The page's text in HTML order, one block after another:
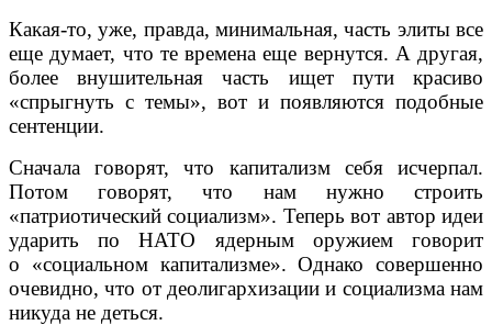
Какая-то, уже, правда, минимальная, часть элиты все
еще думает, что те времена еще вернутся. А другая,
более внушительная часть ищет пути красиво
«спрыгнуть с темы», вот и появляются подобные
сентенции.
Сначала говорят, что капитализм себя исчерпал.
Потом говорят, что нам нужно строить
«патриотический социализм». Теперь вот автор идеи
ударить по НАТО ядерным оружием говорит
о «социальном капитализме». Однако совершенно
очевидно, что от деолигархизации и социализма нам
никуда не деться.